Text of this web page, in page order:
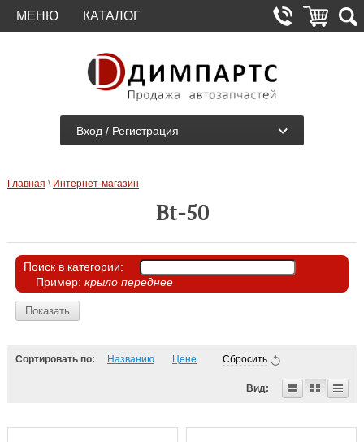
МЕНЮ КАТАЛОГ
Вход / Регистрация
Главная \ Интернет-магазин
Bt-50
Поиск в категории:
Пример: крыло переднее
Поиск в категории:
Показать
Сортировать по: Названию Цене Сбросить
Вид: